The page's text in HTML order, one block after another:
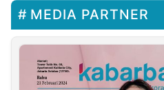
MEDIA PARTNER